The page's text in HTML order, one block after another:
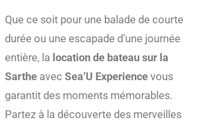
Que ce soit pour une balade de courte
durée ou une escapade d’une journée
entière, la location de bateau sur la
Sarthe avec Sea’U Experience vous
garantit des moments mémorables.
Partez à la découverte des merveilles